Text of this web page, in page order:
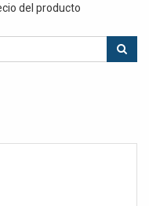
del producto